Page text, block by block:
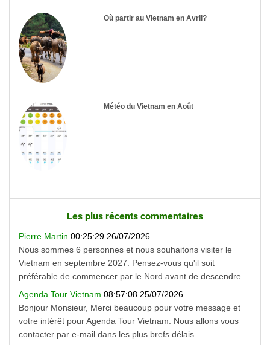
Où partir au Vietnam en Avril?
Météo du Vietnam en Août
Les plus récents commentaires
Pierre Martin 00:25:29 26/07/2026
Nous sommes 6 personnes et nous souhaitons visiter le
Vietnam en septembre 2027. Pensez-vous qu'il soit
préférable de commencer par le Nord avant de descendre...
Agenda Tour Vietnam 08:57:08 25/07/2026
Bonjour Monsieur, Merci beaucoup pour votre message et
votre intérêt pour Agenda Tour Vietnam. Nous allons vous
contacter par e-mail dans les plus brefs délais...